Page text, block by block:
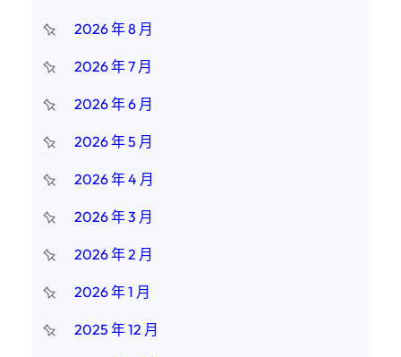
2026 年 8 月
2026 年 7 月
2026 年 6 月
2026 年 5 月
2026 年 4 月
2026 年 3 月
2026 年 2 月
2026 年 1 月
2025 年 12 月